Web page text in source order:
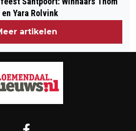
Yara Rolvink
artikelen